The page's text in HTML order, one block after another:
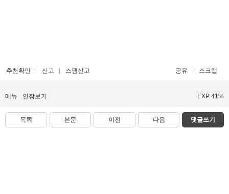
추천확인 신고 스팸신고 공유 스크랩
메뉴 인장보기 EXP 41%
목록 본문 이전 다음 댓글쓰기